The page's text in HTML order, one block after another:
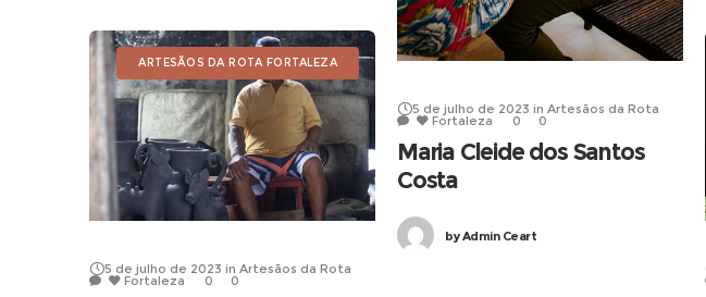
5 de julho de 2023 in Artesãos da Rota
Fortaleza 0 0
Maria Cleide dos Santos
Costa
byAdmin Ceart
ARTESÃOS DA ROTA FORTALEZA
5 de julho de 2023 in Artesãos da Rota
Fortaleza 0 0